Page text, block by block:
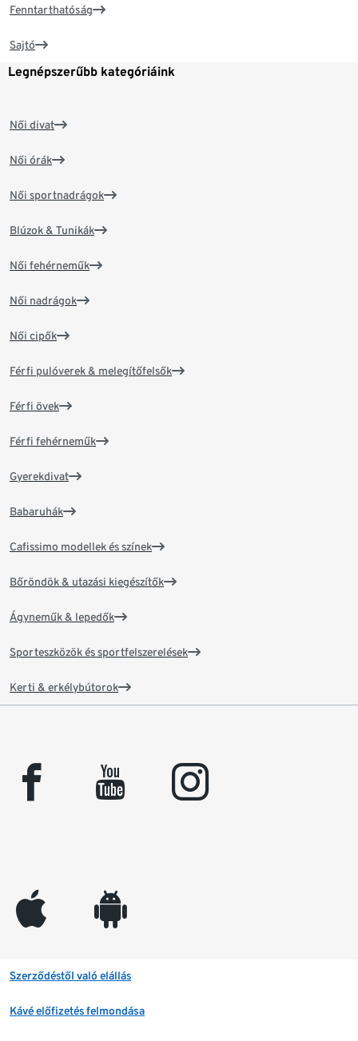
Fenntarthatóság
Sajtó
Legnépszerűbb kategóriáink
Női divat
Női órák
Női sportnadrágok
Blúzok & Tunikák
Női fehérneműk
Női nadrágok
Női cipők
Férfi pulóverek & melegítőfelsők
Férfi övek
Férfi fehérneműk
Gyerekdivat
Babaruhák
Cafissimo modellek és színek
Bőröndök & utazási kiegészítők
Ágyneműk & lepedők
Sporteszközök és sportfelszerelések
Kerti & erkélybútorok
facebook youtube instagram
appleinc android
Szerződéstől való elállás
Kávé előfizetés felmondása